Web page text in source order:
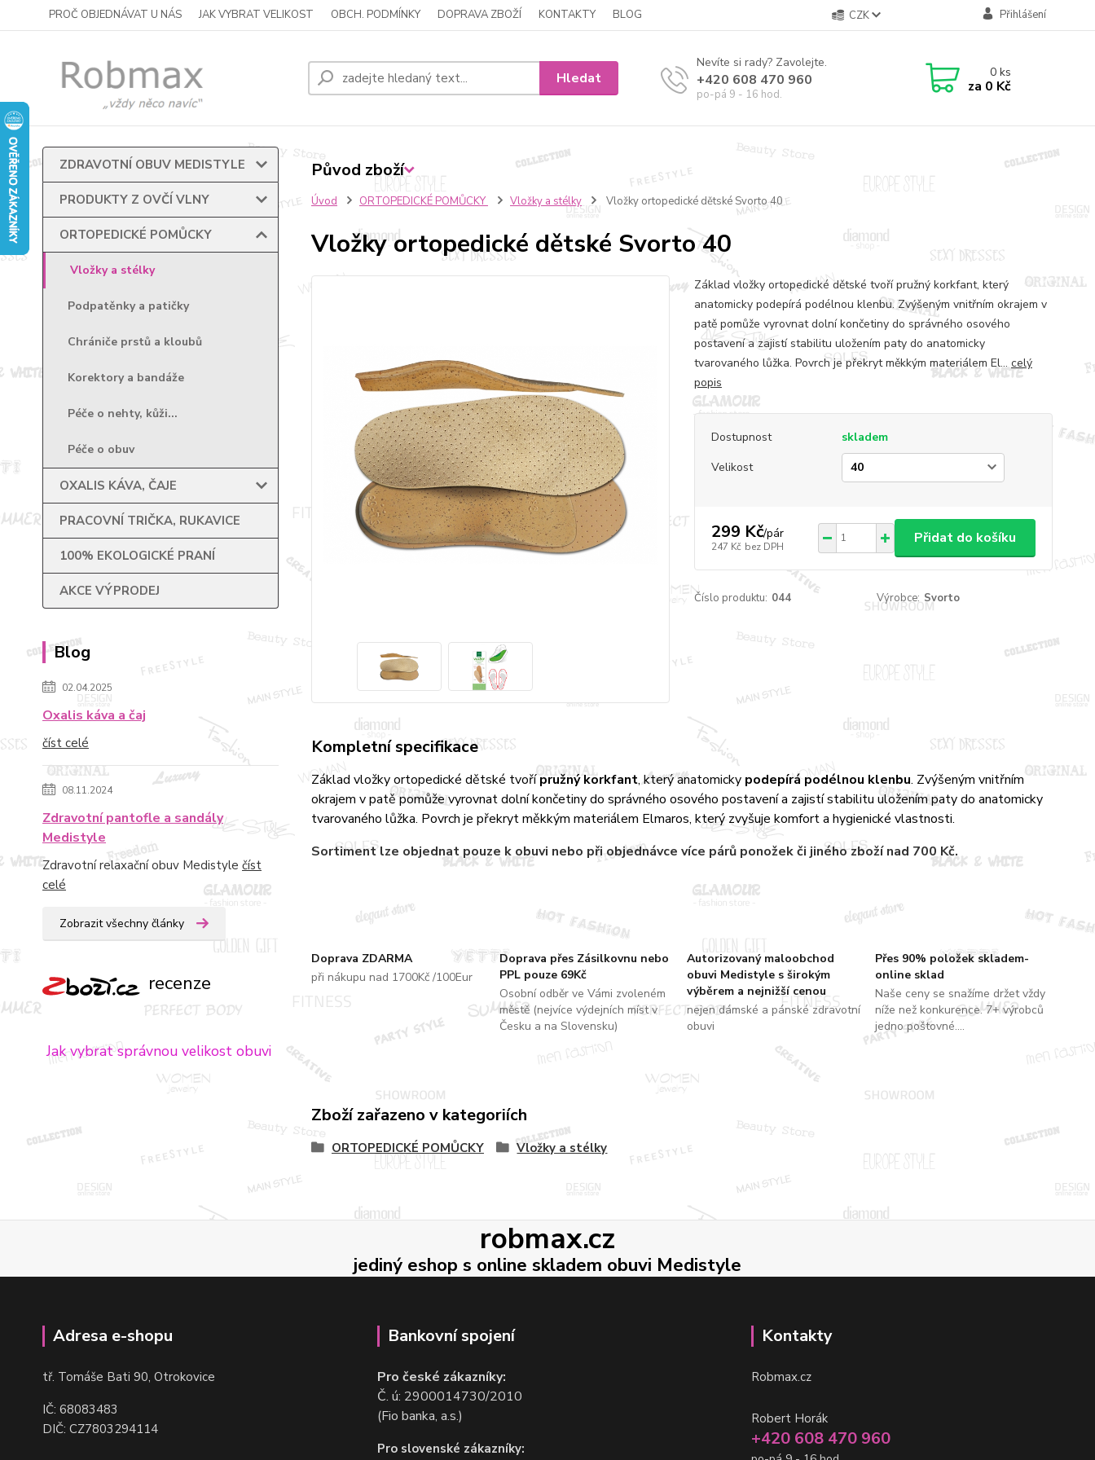
PROČ OBJEDNÁVAT U NÁS JAK VYBRAT VELIKOST OBCH. PODMÍNKY DOPRAVA ZBOŽÍ KONTAKTY BLOG CZK Přihlášení
Hledat
Nevíte si rady? Zavolejte.
+420 608 470 960
po-pá 9 - 16 hod.
0ks
za 0 Kč
ZDRAVOTNÍ OBUV MEDISTYLE
PRODUKTY Z OVČÍ VLNY
ORTOPEDICKÉ POMŮCKY
Vložky a stélky
Podpatěnky a patičky
Chrániče prstů a kloubů
Korektory a bandáže
Péče o nehty, kůži...
Péče o obuv
OXALIS KÁVA, ČAJE
PRACOVNÍ TRIČKA, RUKAVICE
100% EKOLOGICKÉ PRANÍ
AKCE VÝPRODEJ
Blog
02.04.2025
Oxalis káva a čaj
číst celé
08.11.2024
Zdravotní pantofle a sandály
Medistyle
Zdravotní relaxační obuv Medistyle číst
celé
Zobrazit všechny články
recenze
Jak vybrat správnou velikost obuvi
Úvod ORTOPEDICKÉ POMŮCKY Vložky a stélky Vložky ortopedické dětské Svorto 40
Vložky ortopedické dětské Svorto 40
Základ vložky ortopedické dětské tvoří pružný korkfant, který
anatomicky podepírá podélnou klenbu. Zvýšeným vnitřním okrajem v
patě pomůže vyrovnat dolní končetiny do správného osového
postavení a zajistí stabilitu uložením paty do anatomicky
tvarovaného lůžka. Povrch je překryt měkkým materiálem El... celý
popis
Dostupnost
skladem
Velikost
299 Kč/pár
247 Kč bez DPH
Přidat do košíku
Číslo produktu: 044 Výrobce: Svorto
Doprava ZDARMA
při nákupu nad 1700Kč /100Eur
Doprava přes Zásilkovnu nebo
PPL pouze 69Kč
Osobní odběr ve Vámi zvoleném
městě (nejvíce výdejních míst v
Česku a na Slovensku)
Autorizovaný maloobchod
obuvi Medistyle s širokým
výběrem a nejnižší cenou
nejen dámské a pánské zdravotní
obuvi
Přes 90% položek skladem-
online sklad
Naše ceny se snažíme držet vždy
níže než konkurence. 7+ výrobců
jedno poštovné....
Kompletní specifikace
Základ vložky ortopedické dětské tvořípružný korkfant, který anatomicky podepírá podélnou klenbu. Zvýšeným vnitřním
okrajem v patě pomůže vyrovnat dolní končetiny do správného osového postavení a zajistí stabilitu uložením paty do anatomicky
tvarovaného lůžka. Povrch je překryt měkkým materiálem Elmaros, který zvyšuje komfort a hygienické vlastnosti.
Sortimentlze objednat pouze k obuvi nebo při objednávce více párů ponožek či jiného zboží nad 700 Kč.
Původ zboží
Zboží zařazeno v kategoriích
ORTOPEDICKÉ POMŮCKY Vložky a stélky
robmax.cz
jediný eshop s online skladem obuvi Medistyle
Adresa e-shopu
tř. Tomáše Bati 90, Otrokovice
IČ: 68083483
DIČ: CZ7803294114
Bankovní spojení
Pro české zákazníky:
Č. ú: 2900014730/2010
(Fio banka, a.s.)
Pro slovenské zákazníky:
Kontakty
Robmax.cz
Robert Horák
+420 608 470 960